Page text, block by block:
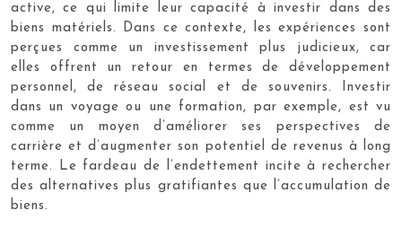
active, ce qui limite leur capacité à investir dans des
biens matériels. Dans ce contexte, les expériences sont
perçues comme un investissement plus judicieux, car
elles offrent un retour en termes de développement
personnel, de réseau social et de souvenirs. Investir
dans un voyage ou une formation, par exemple, est vu
comme un moyen d’améliorer ses perspectives de
carrière et d’augmenter son potentiel de revenus à long
terme. Le fardeau de l’endettement incite à rechercher
des alternatives plus gratifiantes que l’accumulation de
biens.